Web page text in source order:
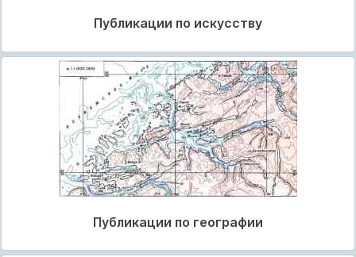
Публикации по искусству
Публикации по географии